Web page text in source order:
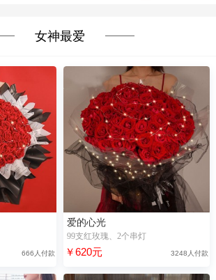
女神最爱
666人付款
爱的心光
99支红玫瑰、2个串灯
￥620元 3248人付款